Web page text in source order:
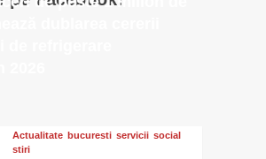
dublarea cererii
Actualitate bucuresti servicii social
stiri